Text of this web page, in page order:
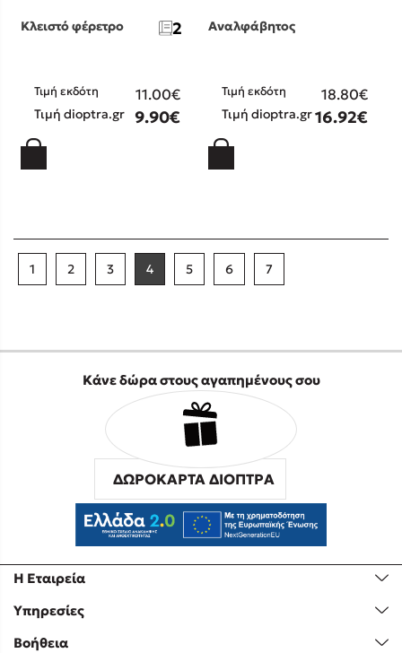
Κλειστό φέρετρο 2
Τιμή εκδότη 11.00€
Τιμή dioptra.gr 9.90€
Αναλφάβητος
Τιμή εκδότη 18.80€
Τιμή dioptra.gr16.92€
1 2 3 4 5 6 7
Η Εταιρεία
Υπηρεσίες
Βοήθεια
Κάνε δώρα στους αγαπημένους σου
ΔΩΡΟΚΑΡΤΑ ΔΙΟΠΤΡΑ